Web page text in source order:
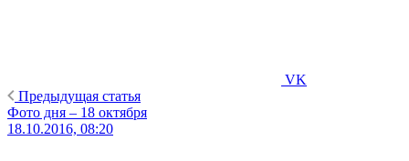
VK
Предыдущая статья
Фото дня – 18 октября
18.10.2016, 08:20